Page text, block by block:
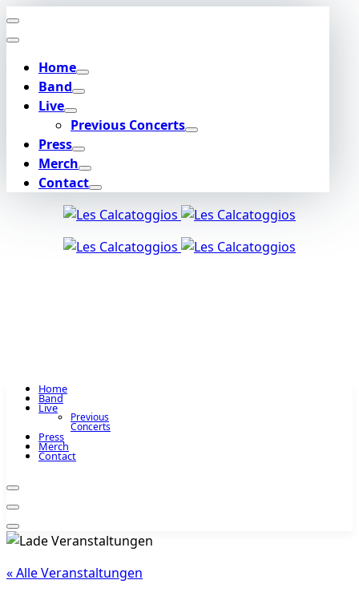
Skip
to
Home
Band
Live
Previous Concerts
Press
Merch
Contact
Home
Band
Live
Previous
Concerts
Press
Merch
Contact
« Alle Veranstaltungen